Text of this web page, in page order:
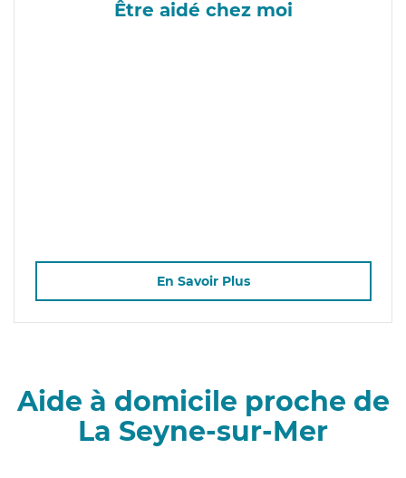
Être aidé chez moi
En Savoir Plus
Aide à domicile proche de
La Seyne-sur-Mer